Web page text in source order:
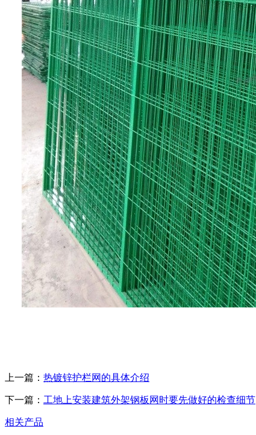
上一篇： 热镀锌护栏网的具体介绍
下一篇： 工地上安装建筑外架钢板网时要先做好的检查细节
相关产品